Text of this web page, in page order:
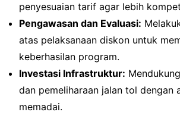
penyesuaian tarif agar lebih
Pengawasan dan Evaluasi:
atas pelaksanaan diskon untuk
keberhasilan program.
Investasi Infrastruktur:
dan pemeliharaan jalan tol dengan
memadai.